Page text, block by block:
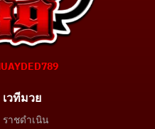
เวทีมวย
ราชดำเนิน